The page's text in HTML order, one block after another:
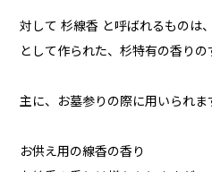
対して 杉線香 と呼ばれるものは
として作られた、杉特有の香りの
主に、お墓参りの際に用いられま
お供え用の線香の香り